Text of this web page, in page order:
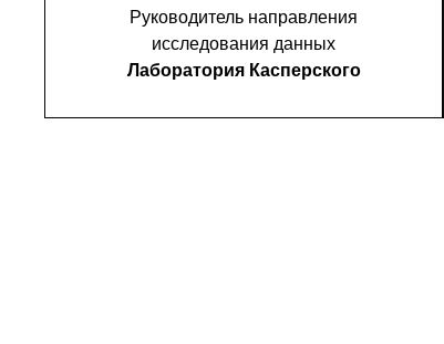
Руководитель направления
исследования данных
Лаборатория Касперского